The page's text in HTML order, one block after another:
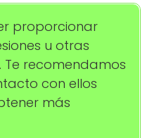
proporcionar
u otras
Te recomendamos
con ellos
más